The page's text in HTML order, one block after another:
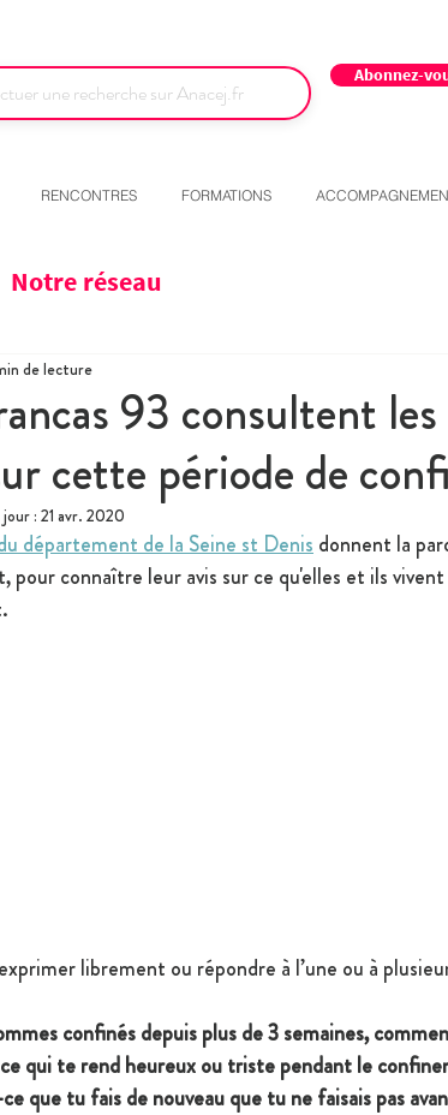
Abonnez-
RENCONTRES FORMATIONS
Notre réseau
93 consultent
cette période de
de lecture
:21 avr. 2020
département de la Seine st Denis donnent la
pour connaître leur avis sur ce qu'elles et ils
librement ou répondre à l’une ou à
confinés depuis plus de 3 semaines,
qui te rend heureux ou triste pendant le
que tu fais de nouveau que tu ne faisais pas